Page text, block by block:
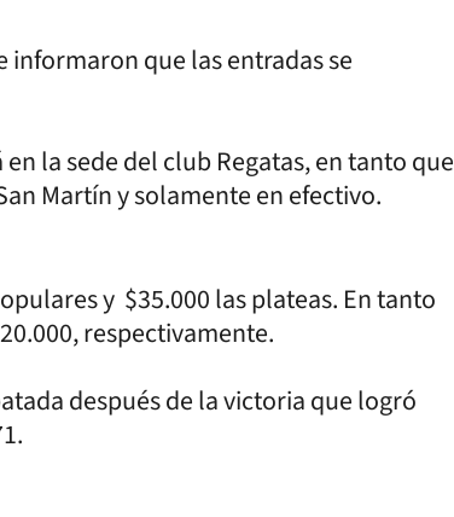
informaron que las entradas se
la sede del club Regatas, en tanto que
Martín y solamente en efectivo.
y $35.000 las plateas. En tanto
respectivamente.
después de la victoria que logró